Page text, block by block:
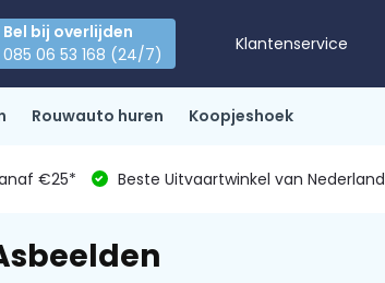
Bel bij overlijden
085 06 53 168 (24/7)
Klantenservice
Rouwauto huren Koopjeshoek
€25* Beste Uitvaartwinkel van Nederland